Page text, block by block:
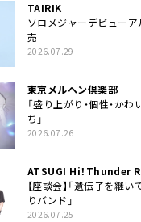
TAIRIK
ソロメジャーデビューア
売
2026.07.29
東京メルヘン倶楽部
「盛り上がり・個性・かわ
ち」
2026.07.26
ATSUGI Hi！Thunder
【座談会】「遺伝子を継
りバンド」
2026.07.25